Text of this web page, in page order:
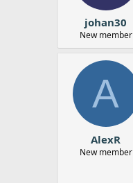
johan30
New member
A
AlexR
New member